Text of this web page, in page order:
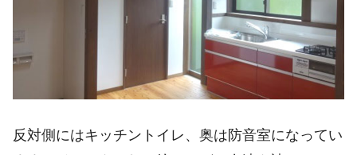
反対側にはキッチントイレ、奥は防音室になってい